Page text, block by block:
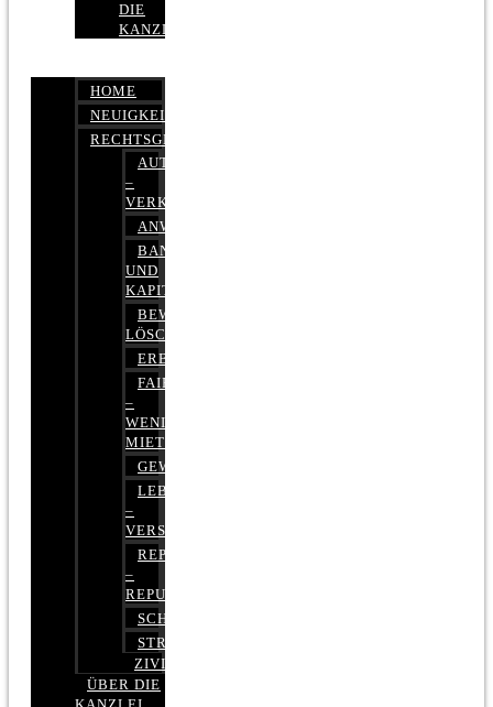
DIE
KANZLEI
HOME
NEUIGKEITEN
RECHTSGEBIETE
AUTOBETRUG
–
VERKEHRSRECHT
ANWALTSHAFTUNGSRECHT
BANK-
UND
KAPITALMARKTRECHT
BEWERTUNGEN
LÖSCHEN
ERBRECHT
FAIRMIETEN
–
WENIGER
MIETE
GEWERBERECHT
LEBENSVERSICHERUNG
–
VERSICHERUNGSRECHT
REPUTATIONSRECHT
–
REPUTATIONSMANAGEMENT
SCHUFARECHT
STRAFRECHT
ZIVILRECHT
ÜBER DIE